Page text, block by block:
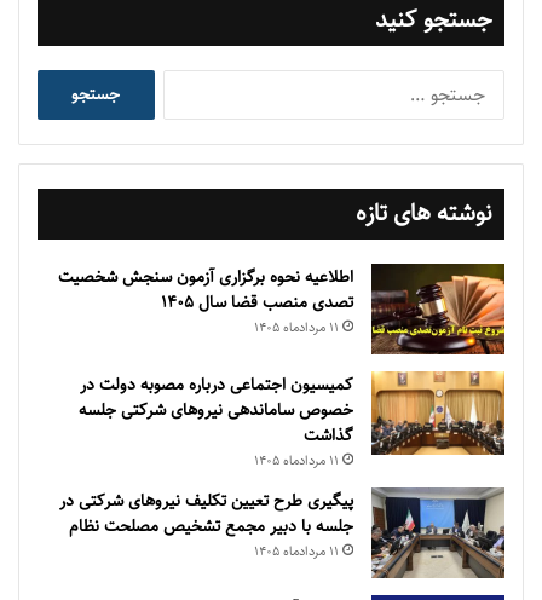
جستجو کنید
جستجو
نوشته های تازه
اطلاعیه نحوه برگزاری آزمون سنجش شخصیت
تصدی منصب قضا سال ۱۴۰۵
۱۱ مرداد‌ماه ۱۴۰۵
کمیسیون اجتماعی درباره مصوبه دولت در
خصوص ساماندهی نیروهای شرکتی جلسه
گذاشت
۱۱ مرداد‌ماه ۱۴۰۵
پیگیری طرح تعیین تکلیف نیروهای شرکتی در
جلسه با دبیر مجمع تشخیص مصلحت نظام
۱۱ مرداد‌ماه ۱۴۰۵